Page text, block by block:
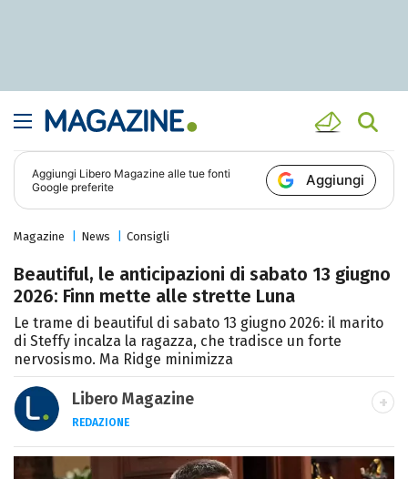
Aggiungi Libero Magazine alle tue fonti
Google preferite
Aggiungi
Magazine News Consigli
Beautiful, le anticipazioni di sabato 13 giugno
2026: Finn mette alle strette Luna
Le trame di beautiful di sabato 13 giugno 2026: il marito
di Steffy incalza la ragazza, che tradisce un forte
nervosismo. Ma Ridge minimizza
Libero Magazine
REDAZIONE
E-MAIL
INSTAGRAM FACEBOOK
Libero Magazine è il canale del portale